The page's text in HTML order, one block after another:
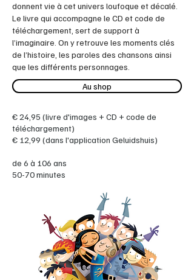
donnent vie à cet univers loufoque et décalé.
Le livre qui accompagne le CD et code de
téléchargement, sert de support à
l’imaginaire. On y retrouve les moments clés
de l’histoire, les paroles des chansons ainsi
que les différents personnages.
Au shop
€ 24,95 (livre d'images + CD + code de
téléchargement)
€ 12,99 (dans l'application Geluidshuis)
de 6 à 106 ans
50-70 minutes